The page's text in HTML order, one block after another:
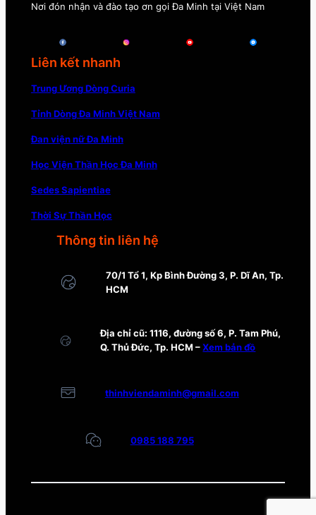
Nơi đón nhận và đào tạo ơn gọi Đa Minh tại Việt Nam
Liên kết nhanh
Trung Ương Dòng Curia
Tỉnh Dòng Đa Minh Việt Nam
Đan viện nữ Đa Minh
Học Viện Thần Học Đa Minh
Sedes Sapientiae
Thời Sự Thần Học
Thông tin liên hệ
70/1 Tổ 1, Kp Bình Đường 3, P. Dĩ An, Tp.
HCM
Địa chỉ cũ: 1116, đường số 6, P. Tam Phú,
Q. Thủ Đức, Tp. HCM –Xem bản đồ
thinhviendaminh@gmail.com
0985 188 795